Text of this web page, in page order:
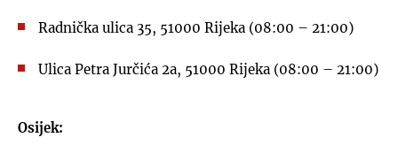
Radnička ulica 35, 51000 Rijeka (08:00 – 21:00)
Ulica Petra Jurčića 2a, 51000 Rijeka (08:00 – 21:00)
Osijek: